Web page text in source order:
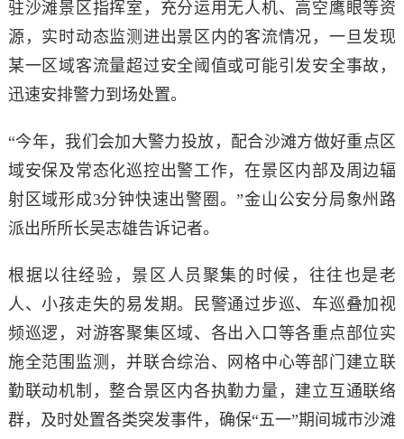
驻沙滩景区指挥室，充分运用无人机、高空鹰眼等资
源，实时动态监测进出景区内的客流情况，一旦发现
某一区域客流量超过安全阈值或可能引发安全事故，
迅速安排警力到场处置。
“今年，我们会加大警力投放，配合沙滩方做好重点区
域安保及常态化巡控出警工作，在景区内部及周边辐
射区域形成3分钟快速出警圈。”金山公安分局象州路
派出所所长吴志雄告诉记者。
根据以往经验，景区人员聚集的时候，往往也是老
人、小孩走失的易发期。民警通过步巡、车巡叠加视
频巡逻，对游客聚集区域、各出入口等各重点部位实
施全范围监测，并联合综治、网格中心等部门建立联
勤联动机制，整合景区内各执勤力量，建立互通联络
群，及时处置各类突发事件，确保“五一”期间城市沙滩